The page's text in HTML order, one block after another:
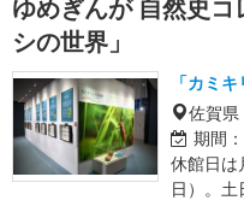
ゆめぎんが 自然史
シの世界」
「カミ
佐賀県
期間：
休館日は
日）。土